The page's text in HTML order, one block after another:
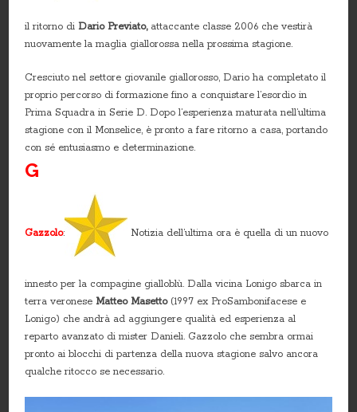
il ritorno diDario Previato,attaccante classe 2006 che vestirà
nuovamente la maglia giallorossa nella prossima stagione.
Cresciuto nel settore giovanile giallorosso, Dario ha completato il
proprio percorso di formazione fino a conquistare l’esordio in
Prima Squadra in Serie D. Dopo l’esperienza maturata nell’ultima
stagione con il Monselice, è pronto a fare ritorno a casa, portando
con sé entusiasmo e determinazione.
G
Gazzolo: Notizia dell’ultima ora è quella di un nuovo
innesto per la compagine gialloblù. Dalla vicina Lonigo sbarca in
terra veroneseMatteo Masetto(1997 ex ProSambonifacese e
Lonigo) che andrà ad aggiungere qualità ed esperienza al
reparto avanzato di mister Danieli. Gazzolo che sembra ormai
pronto ai blocchi di partenza della nuova stagione salvo ancora
qualche ritocco se necessario.